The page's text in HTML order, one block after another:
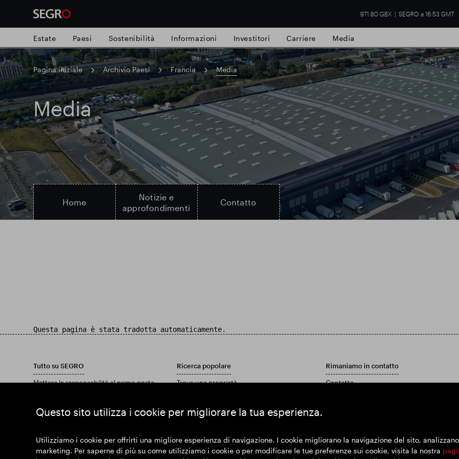
971.80 GBX SEGRO a 16:53 GMT
Submit
search
Search
for
Ricerca popolare
Responsabile SEGRO Slough proprietà commerciale Risultati finanziari
Parco intelligente
Estate Paesi Sostenibilità Informazioni Investitori Carriere Media
Questo sito utilizza i cookie per migliorare la tua esperienza.
Utilizziamo i cookie per offrirti una migliore esperienza di navigazione. I cookie migliorano la navigazione del sito,
marketing. Per saperne di più su come utilizziamo i cookie o per modificare le tue preferenze sui cookie, visita la nostra
Pagina iniziale Archivio Paesi Francia Media
Media
Home
Notizie e
approfondimenti
Contatto
Questa pagina è stata tradotta automaticamente.
Tutto su SEGRO
Mettere la responsabilità al primo posto
Approfondimenti
Ricerca popolare
Trova una proprietà
Scarica il nostro rapporto annuale e conti
Rimaniamo in contatto
Contatto